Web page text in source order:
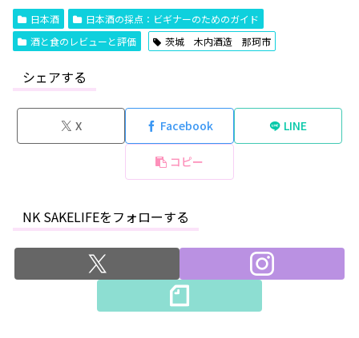
日本酒
日本酒の採点：ビギナーのためのガイド
酒と食のレビューと評価
茨城 木内酒造 那珂市
シェアする
X Facebook LINE
コピー
NK SAKELIFEをフォローする